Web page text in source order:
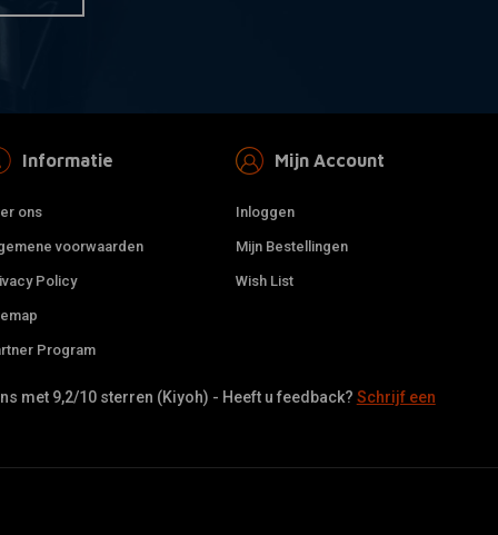
Informatie
ons
voorwaarden
Policy
Program
Mijn Account
Inloggen
Mijn Bestellingen
Wish List
met 9,2/10 sterren (Kiyoh) - Heeft u feedback? Schrijf een